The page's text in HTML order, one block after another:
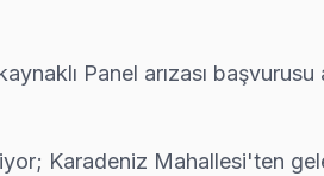
Panel arızası başvurusu
Karadeniz Mahallesi'ten